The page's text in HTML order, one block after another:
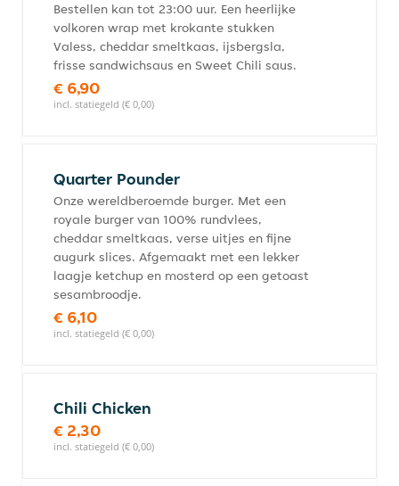
Bestellen kan tot 23:00 uur. Een heerlijke
volkoren wrap met krokante stukken
Valess, cheddar smeltkaas, ijsbergsla,
frisse sandwichsaus en Sweet Chili saus.
€ 6,90
incl. statiegeld (€ 0,00)
Quarter Pounder
Onze wereldberoemde burger. Met een
royale burger van 100% rundvlees,
cheddar smeltkaas, verse uitjes en fijne
augurk slices. Afgemaakt met een lekker
laagje ketchup en mosterd op een getoast
sesambroodje.
€ 6,10
incl. statiegeld (€ 0,00)
Chili Chicken
€ 2,30
incl. statiegeld (€ 0,00)